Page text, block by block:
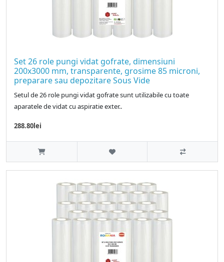
Set 26 role pungi vidat gofrate, dimensiuni
200x3000 mm, transparente, grosime 85 microni,
preparare sau depozitare Sous Vide
Setul de 26 role pungi vidat gofrate sunt utilizabile cu toate
aparatele de vidat cu aspiratie exter..
288.80lei